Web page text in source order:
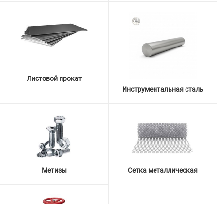
Листовой прокат
Инструментальная сталь
Метизы Сетка металлическая